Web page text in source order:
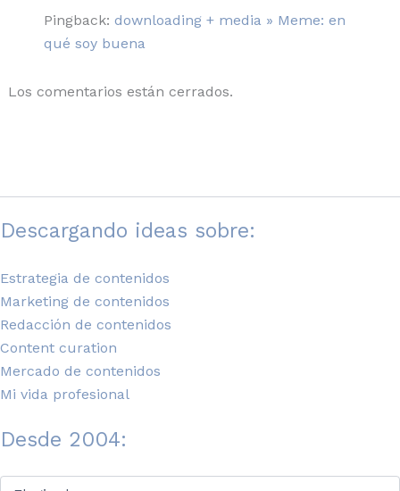
Pingback: downloading + media » Meme: en
qué soy buena
Los comentarios están cerrados.
Descargando ideas sobre:
Estrategia de contenidos
Marketing de contenidos
Redacción de contenidos
Content curation
Mercado de contenidos
Mi vida profesional
Desde 2004: